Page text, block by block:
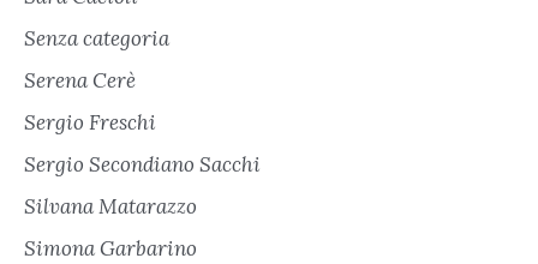
Senza categoria
Serena Cerè
Sergio Freschi
Sergio Secondiano Sacchi
Silvana Matarazzo
Simona Garbarino